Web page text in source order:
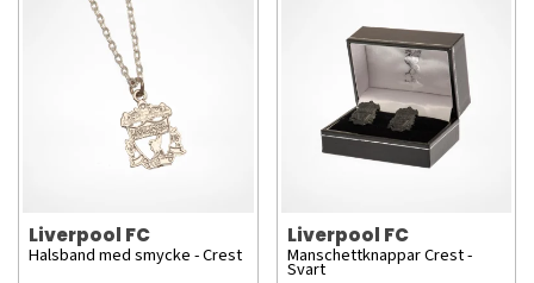
Liverpool FC
Halsband med smycke - Crest
Liverpool FC
Manschettknappar Crest -
Svart